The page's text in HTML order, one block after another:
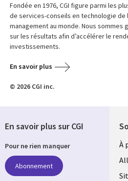
Fondée en 1976, CGI figure parmi les
de services-conseils en technologie de
management au monde. Nous sommes
sur les résultats afin d’accélérer le
investissements.
En savoir plus
© 2026 CGI inc.
À
En savoir plus sur CGI
Pour ne rien manquer
Abonnement